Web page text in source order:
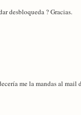
desbloqueda ? Gracias.
me la mandas al mail